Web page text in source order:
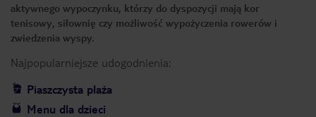
aktywnego wypoczynku, którzy do dyspozycji mają kor
tenisowy, siłownię czy możliwość wypożyczenia rowerów i
zwiedzenia wyspy.
Najpopularniejsze udogodnienia:
Piaszczysta plaża
Menu dla dzieci